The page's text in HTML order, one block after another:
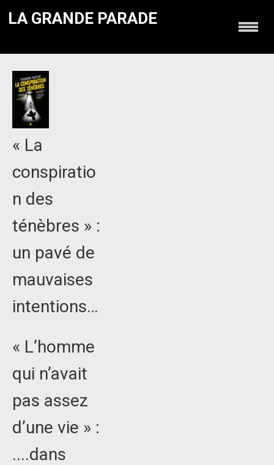
LA GRANDE PARADE
« La
conspiratio
n des
ténèbres » :
un pavé de
mauvaises
intentions…
« L’homme
qui n’avait
pas assez
d’une vie » :
....dans